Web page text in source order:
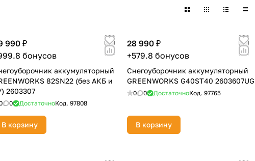
990 ₽
бонусов
аккумуляторный
82SN22 (без АКБ и
2603307
0 ДостаточноКод. 97808
В корзину
28 990 ₽
+579.8 бонусов
Снегоуборочник аккумуляторный
GREENWORKS G40ST40 2603607UG
0 0 ДостаточноКод. 97765
В корзину